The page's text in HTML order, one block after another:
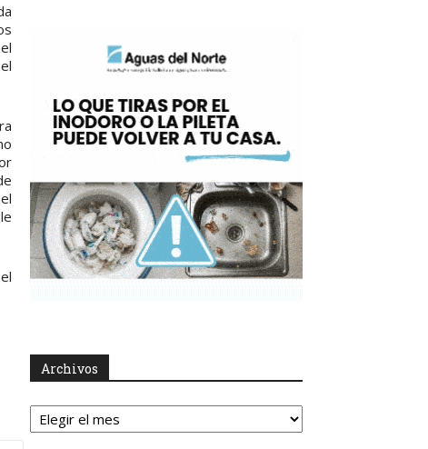
Archivos
Archivos